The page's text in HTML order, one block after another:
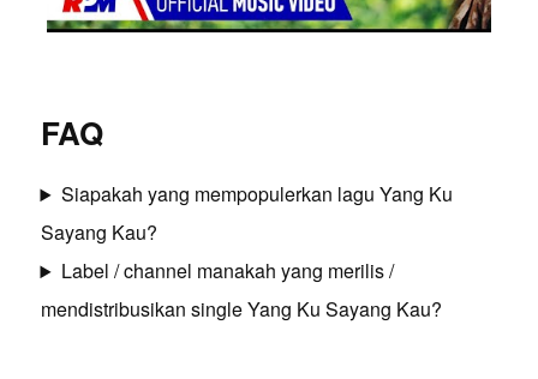
FAQ
Siapakah yang mempopulerkan lagu Yang Ku
Sayang Kau?
Label / channel manakah yang merilis /
mendistribusikan single Yang Ku Sayang Kau?